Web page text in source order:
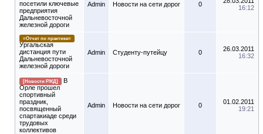
посетили ключевые
предприятия
Дальневосточной
железной дороги
Admin Новости на сети дорог 0
16:12
=Отчет по практике=
Ургальская
дистанция пути
Дальневосточной
железной дороги
Admin Студенту-путeйцу 0
26.03.2011
16:32
[Новости РЖД]
В
Орле прошел
спортивный
праздник,
посвященный
спартакиаде среди
трудовых
коллективов
Admin Новости на сети дорог 0
01.02.2011
19:21